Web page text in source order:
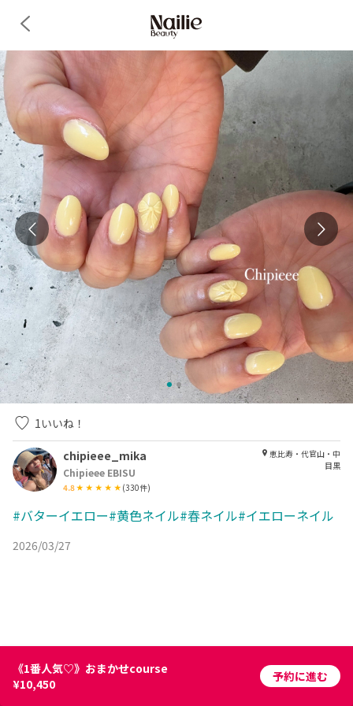
1いいね！
chipieee_mika
Chipieee EBISU
4.8 (330件)
恵比寿・代官山・中
目黒
#バターイエロー#黄色ネイル#春ネイル#イエローネイル
2026/03/27
《1番人気♡》おまかせcourse
¥10,450
予約に進む